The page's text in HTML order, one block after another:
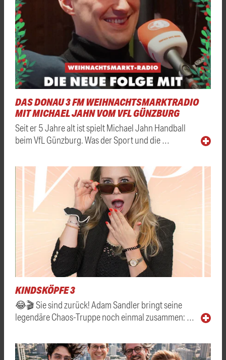
DAS DONAU 3 FM WEIHNACHTSMARKTRADIO
MIT MICHAEL JAHN VOM VFL GÜNZBURG
Seit er 5 Jahre alt ist spielt Michael Jahn Handball
beim VfL Günzburg. Was der Sport und die …
KINDSKÖPFE 3
😂🎬 Sie sind zurück! Adam Sandler bringt seine
legendäre Chaos-Truppe noch einmal zusammen: …